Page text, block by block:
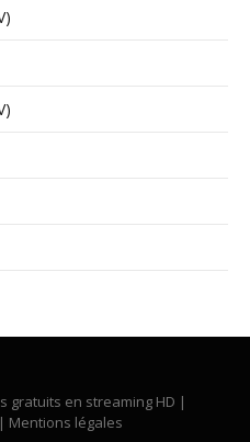
gratuits en streaming HD |
| Mentions légales